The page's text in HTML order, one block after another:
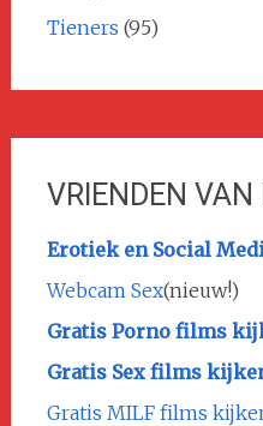
Tieners (95)
VRIENDEN VAN
Erotiek en Social
Webcam Sex(nieuw!)
Gratis Porno films
Gratis Sex films
Gratis MILF films